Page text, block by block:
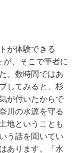
が体験できる
が、そこで筆者に
。数時間ではあ
してみると、杉
が付いたからで
川の水源を守る
地ということも
う話を聞いてい
あります。「水